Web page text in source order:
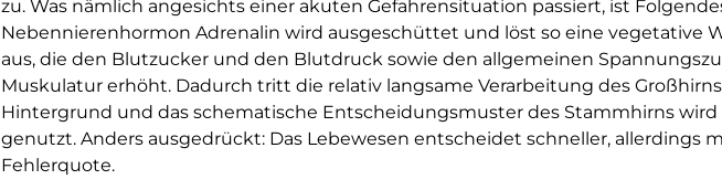
zu. Was nämlich angesichts einer akuten Gefahrensituation passiert, ist
Nebennierenhormon Adrenalin wird ausgeschüttet und löst so eine vegetative
aus, die den Blutzucker und den Blutdruck sowie den allgemeinen
Muskulatur erhöht. Dadurch tritt die relativ langsame Verarbeitung des
Hintergrund und das schematische Entscheidungsmuster des Stammhirns wird
genutzt. Anders ausgedrückt: Das Lebewesen entscheidet schneller, allerdings
Fehlerquote.